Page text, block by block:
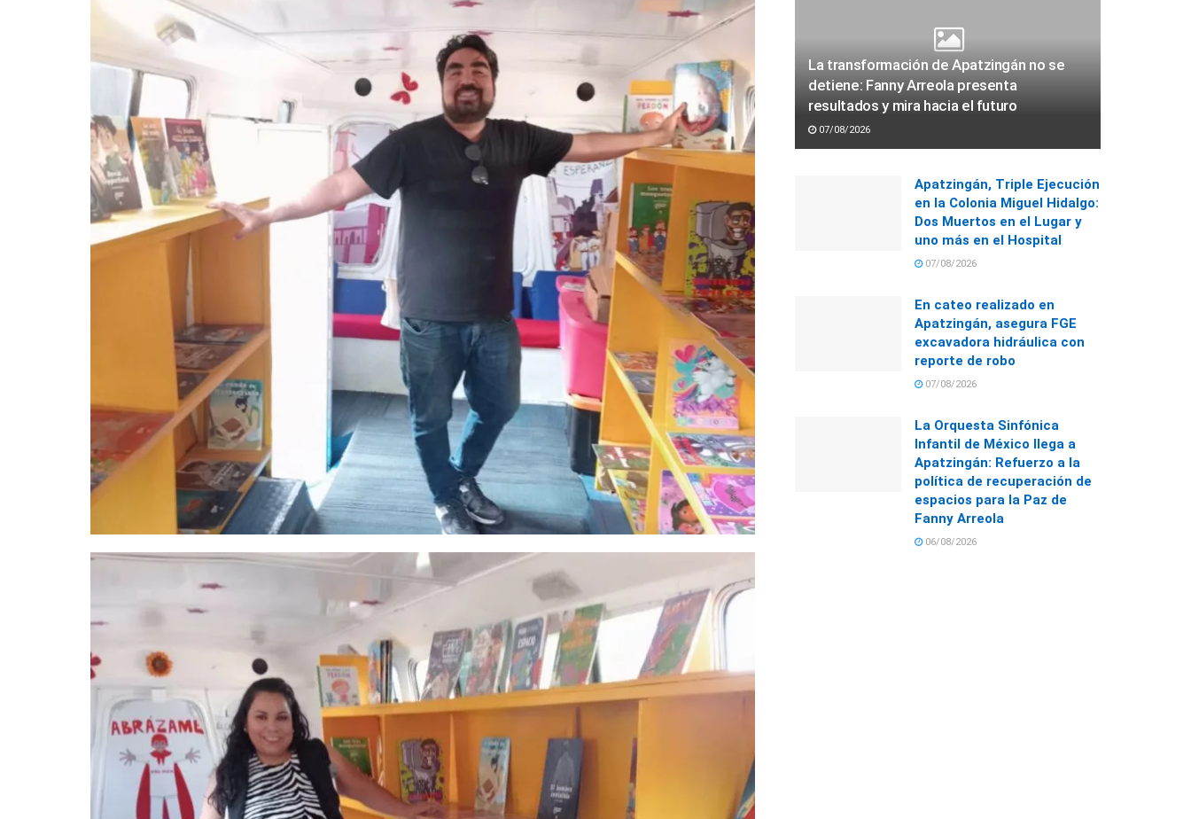
La transformación de Apatzingán no se
detiene: Fanny Arreola presenta
resultados y mira hacia el futuro
07/08/2026
Apatzingán, Triple Ejecución
en la Colonia Miguel Hidalgo:
Dos Muertos en el Lugar y
uno más en el Hospital
07/08/2026
En cateo realizado en
Apatzingán, asegura FGE
excavadora hidráulica con
reporte de robo
07/08/2026
La Orquesta Sinfónica
Infantil de México llega a
Apatzingán: Refuerzo a la
política de recuperación de
espacios para la Paz de
Fanny Arreola
06/08/2026